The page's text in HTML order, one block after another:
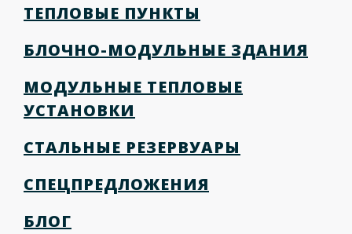
ТЕПЛОВЫЕ ПУНКТЫ
БЛОЧНО-МОДУЛЬНЫЕ ЗДАНИЯ
МОДУЛЬНЫЕ ТЕПЛОВЫЕ
УСТАНОВКИ
СТАЛЬНЫЕ РЕЗЕРВУАРЫ
СПЕЦПРЕДЛОЖЕНИЯ
БЛОГ